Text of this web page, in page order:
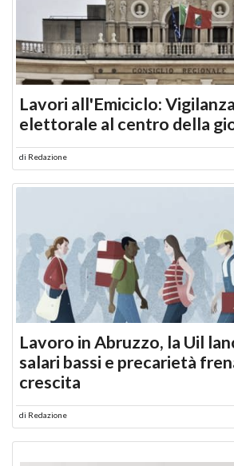
Lavori all'Emiciclo:
elettorale al centro della
di Redazione
Lavoro in Abruzzo, la Uil
salari bassi e precarietà
crescita
di Redazione